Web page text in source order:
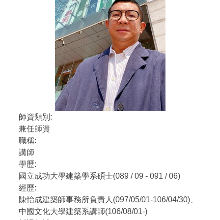
師資類別:
兼任師資
職稱:
講師
學歷:
國立成功大學建築學系碩士(089 / 09 - 091 / 06)
經歷:
陳怡成建築師事務所負責人(097/05/01-106/04/30)、
中國文化大學建築系講師(106/08/01-)